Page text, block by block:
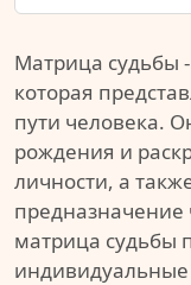
Матрица судьбы
которая
пути человека.
рождения и
личности, а
предназначение
матрица судьбы